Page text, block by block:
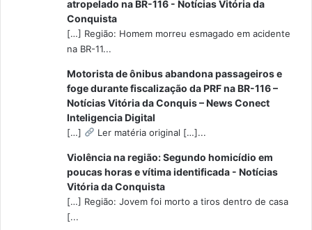
atropelado na BR-116 - Notícias Vitória da
Conquista
[…] Região: Homem morreu esmagado em acidente
na BR-11...
Motorista de ônibus abandona passageiros e
foge durante fiscalização da PRF na BR-116 –
Notícias Vitória da Conquis – News Conect
Inteligencia Digital
[…] Ler matéria original […]...
Violência na região: Segundo homicídio em
poucas horas e vítima identificada - Notícias
Vitória da Conquista
[…] Região: Jovem foi morto a tiros dentro de casa
[...